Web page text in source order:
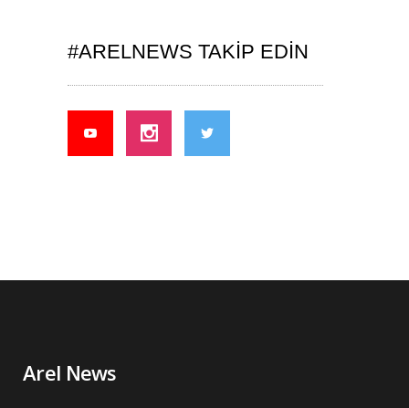
#ARELNEWS TAKIP EDIN
Arel News